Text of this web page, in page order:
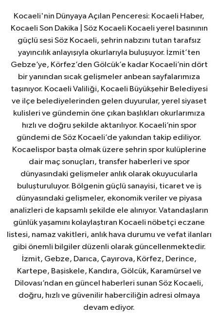
Kocaeli'nin Dünyaya Açılan Penceresi: Kocaeli Haber,
Kocaeli Son Dakika | Söz Kocaeli Kocaeli yerel basınının
güçlü sesi Söz Kocaeli, şehrin nabzını tutan tarafsız
yayıncılık anlayışıyla okurlarıyla buluşuyor. İzmit’ten
Gebze’ye, Körfez’den Gölcük’e kadar Kocaeli’nin dört
bir yanından sıcak gelişmeler anbean sayfalarımıza
taşınıyor. Kocaeli Valiliği, Kocaeli Büyükşehir Belediyesi
ve ilçe belediyelerinden gelen duyurular, yerel siyaset
kulisleri ve gündemin öne çıkan başlıkları okurlarımıza
hızlı ve doğru şekilde aktarılıyor. Kocaeli’nin spor
gündemi de Söz Kocaeli’de yakından takip ediliyor.
Kocaelispor başta olmak üzere şehrin spor kulüplerine
dair maç sonuçları, transfer haberleri ve spor
dünyasındaki gelişmeler anlık olarak okuyucularla
buluşturuluyor. Bölgenin güçlü sanayisi, ticaret ve iş
dünyasındaki gelişmeler, ekonomik veriler ve piyasa
analizleri de kapsamlı şekilde ele alınıyor. Vatandaşların
günlük yaşamını kolaylaştıran Kocaeli nöbetçi eczane
listesi, namaz vakitleri, anlık hava durumu ve vefat ilanları
gibi önemli bilgiler düzenli olarak güncellenmektedir.
İzmit, Gebze, Darıca, Çayırova, Körfez, Derince,
Kartepe, Başiskele, Kandıra, Gölcük, Karamürsel ve
Dilovası’ndan en güncel haberleri sunan Söz Kocaeli,
doğru, hızlı ve güvenilir haberciliğin adresi olmaya
devam ediyor.